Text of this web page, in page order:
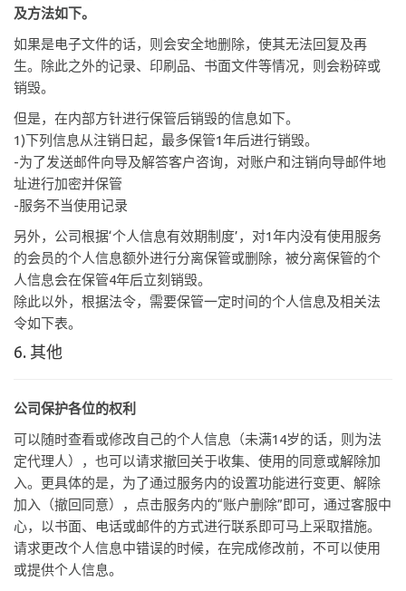
及方法如下。
如果是电子文件的话，则会安全地删除，使其无法回复及再
生。除此之外的记录、印刷品、书面文件等情况，则会粉碎或
销毁。
但是，在内部方针进行保管后销毁的信息如下。
1)下列信息从注销日起，最多保管1年后进行销毁。
-为了发送邮件向导及解答客户咨询，对账户和注销向导邮件地
址进行加密并保管
-服务不当使用记录
另外，公司根据‘个人信息有效期制度’，对1年内没有使用服务
的会员的个人信息额外进行分离保管或删除，被分离保管的个
人信息会在保管4年后立刻销毁。
除此以外，根据法令，需要保管一定时间的个人信息及相关法
令如下表。
6. 其他
公司保护各位的权利
可以随时查看或修改自己的个人信息（未满14岁的话，则为法
定代理人），也可以请求撤回关于收集、使用的同意或解除加
入。更具体的是，为了通过服务内的设置功能进行变更、解除
加入（撤回同意），点击服务内的“账户删除”即可，通过客服中
心，以书面、电话或邮件的方式进行联系即可马上采取措施。
请求更改个人信息中错误的时候，在完成修改前，不可以使用
或提供个人信息。